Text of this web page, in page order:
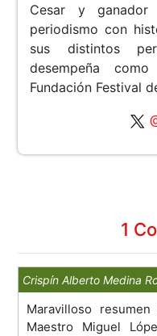
Cesar y
periodismo con
sus distintos
desempeña
Fundación Festival
1
Crispín Alberto Medina
Maravilloso
Maestro Miguel